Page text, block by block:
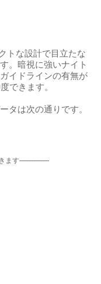
トな設計で目立たな
。暗視に強いナイト
イドラインの有無が
できます。
タは次の通りです。
す-----------------